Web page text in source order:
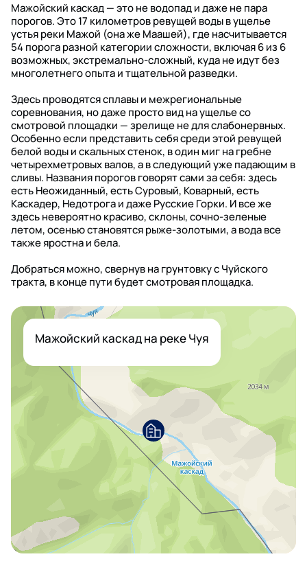
Мажойский каскад — это не водопад и даже не пара
порогов. Это 17 километров ревущей воды в ущелье
устья реки Мажой (она же Маашей), где насчитывается
54 порога разной категории сложности, включая 6 из 6
возможных, экстремально-сложный, куда не идут без
многолетнего опыта и тщательной разведки.
Здесь проводятся сплавы и межрегиональные
соревнования, но даже просто вид на ущелье со
смотровой площадки — зрелище не для слабонервных.
Особенно если представить себя среди этой ревущей
белой воды и скальных стенок, в один миг на гребне
четырехметровых валов, а в следующий уже падающим в
сливы. Названия порогов говорят сами за себя: здесь
есть Неожиданный, есть Суровый, Коварный, есть
Каскадер, Недотрога и даже Русские Горки. И все же
здесь невероятно красиво, склоны, сочно-зеленые
летом, осенью становятся рыже-золотыми, а вода все
также яростна и бела.
Добраться можно, свернув на грунтовку с Чуйского
тракта, в конце пути будет смотровая площадка.
Мажойский каскад на реке Чуя